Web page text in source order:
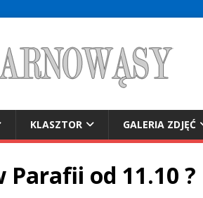
KLASZTOR GALERIA ZDJĘĆ
od 11.10 ?